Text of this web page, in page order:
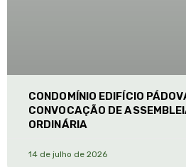
CONDOMÍNIO EDIFÍCIO
CONVOCAÇÃO DE
ORDINÁRIA
14 de julho de 2026